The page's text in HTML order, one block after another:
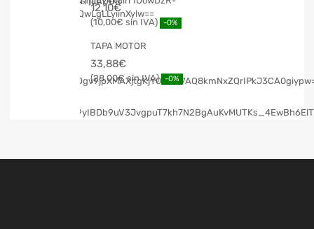
12,10€
10,00€ -0%
TAPA MOTOR
33,88€
28,00€ -0%